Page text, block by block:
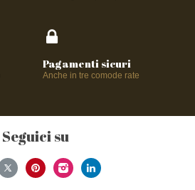
Pagamenti sicuri
Anche in tre comode rate
Seguici su